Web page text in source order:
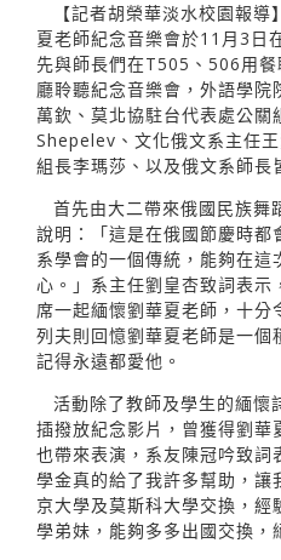
【記者胡榮華淡水校園報
夏老師紀念音樂會於11月3日
先與師長們在T505、506用
廳聆聽紀念音樂會，外語學
萬欽、莫北協駐台代表處公
Shepelev、文化俄文系主任
組長李瑪莎、以及俄文系師長
首先由大二帶來俄國民族舞
說明：「這是在俄國節慶時都
系學會的一個傳統，能夠在這
心。」系主任劉皇杏致詞表示
席一起緬懷劉華夏老師，十
列夫則回憶劉華夏老師是一個
記得永遠都愛他。
活動除了教師及學生的緬懷
插撥放紀念影片，曾獲得劉華
也帶來表演，系友陳冠吟致詞
學金真的給了我許多幫助，讓
京大學及莫斯科大學交換，
學弟妹，能夠多多出國交換，